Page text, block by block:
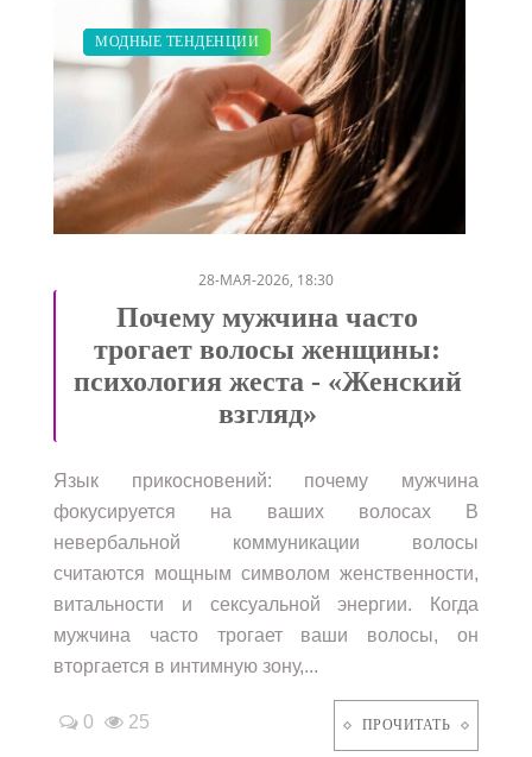
ПОКАЗЫ
ДИЕТА
/
ЗАКУПКИ ПО МОДЕ
СВАДЬБА
МОДНЫЕ ТЕНДЕНЦИИ
28-МАЯ-2026, 18:30
Почему мужчина часто
трогает волосы женщины:
психология жеста - «Женский
взгляд»
Язык прикосновений: почему мужчина
фокусируется на ваших волосах В
невербальной коммуникации волосы
считаются мощным символом женственности,
витальности и сексуальной энергии. Когда
мужчина часто трогает ваши волосы, он
вторгается в интимную зону,...
0 25 ПРОЧИТАТЬ